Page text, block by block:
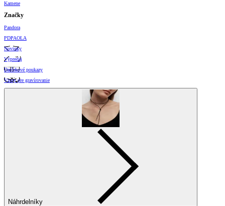
Kamene
Značky
Pandora
PDPAOLA
Novinky
Výpredaj
Darčekové poukazy
Vzory pre gravírovanie
Náhrdelníky